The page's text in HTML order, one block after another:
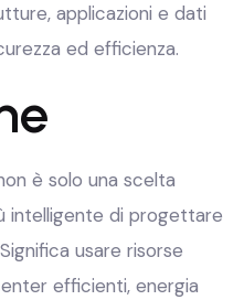
applicazioni e dati
ed efficienza.
è solo una scelta
intelligente di progettare
usare risorse
efficienti, energia